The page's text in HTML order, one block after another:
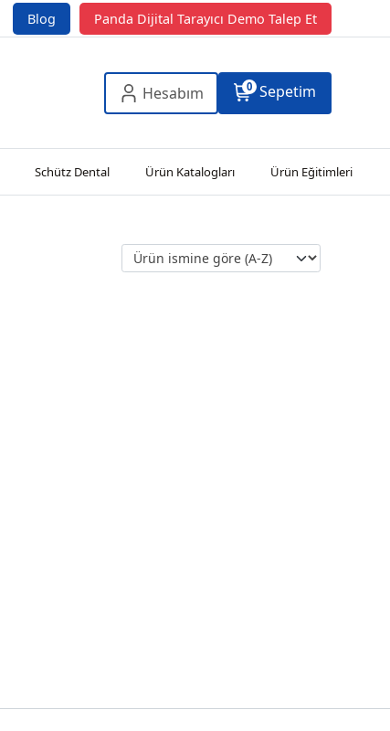
Blog Panda Dijital Tarayıcı Demo Talep Et
Hesabım 0 Sepetim
Schütz Dental Ürün Katalogları Ürün Eğitimleri